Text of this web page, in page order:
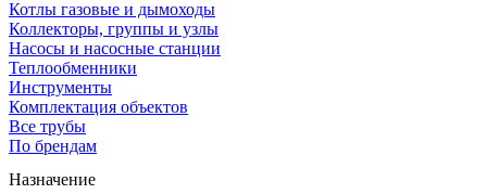
Котлы газовые и дымоходы
Коллекторы, группы и узлы
Насосы и насосные станции
Теплообменники
Инструменты
Комплектация объектов
Все трубы
По брендам
Назначение